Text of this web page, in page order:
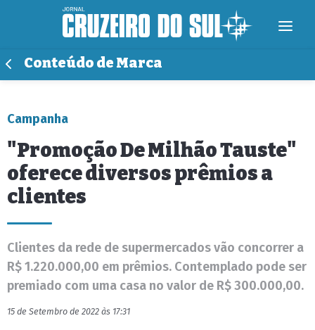
Conteúdo de Marca
Campanha
"Promoção De Milhão Tauste"
oferece diversos prêmios a
clientes
Clientes da rede de supermercados vão concorrer a
R$ 1.220.000,00 em prêmios. Contemplado pode ser
premiado com uma casa no valor de R$ 300.000,00.
15 de Setembro de 2022 às 17:31